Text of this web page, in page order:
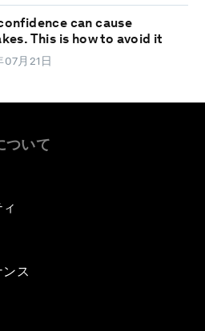
can cause
This is how to avoid it
07月21日
ついて
ス